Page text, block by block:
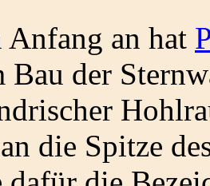
an hat
Bau der
die Spitze